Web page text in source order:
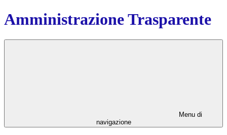
Amministrazione Trasparente
Menu di
navigazione